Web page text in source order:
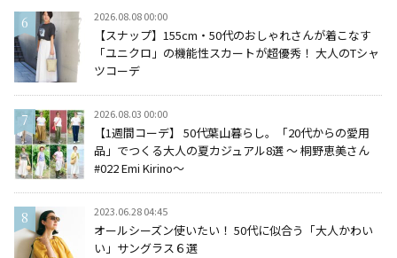
2026.08.08 00:00
【スナップ】155cm・50代のおしゃれさんが着こなす
「ユニクロ」の機能性スカートが超優秀！ 大人のTシャ
ツコーデ
2026.08.03 00:00
【1週間コーデ】 50代葉山暮らし。「20代からの愛用
品」でつくる大人の夏カジュアル8選 ～ 桐野恵美さん
#022 Emi Kirino～
2023.06.28 04:45
オールシーズン使いたい！ 50代に似合う「大人かわい
い」サングラス６選